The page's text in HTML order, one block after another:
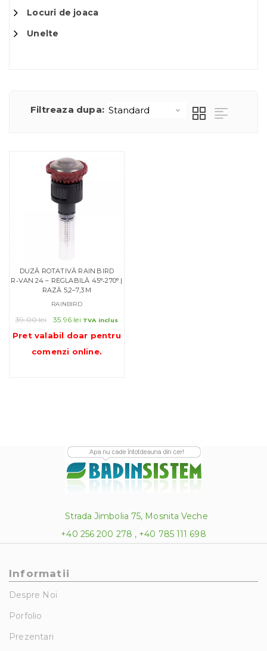
Locuri de joaca
Unelte
Filtreaza dupa:
DUZĂ ROTATIVĂ RAIN BIRD
R‑VAN 24 – REGLABILĂ 45°‑270° |
RAZĂ 5,2–7,3 M
RAINBIRD
39.00lei
Prețul
a
fost:
35.96 leiPrețul
este:
35.96 lei.
TVA inclus
Pret valabil doar pentru
comenzi online.
Strada Jimbolia 75, Mosnita Veche
+40 256 200 278 , +40 785 111 698
Informatii
Despre Noi
Porfolio
Prezentari